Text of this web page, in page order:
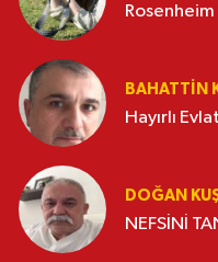
Rosenheim
BAHATTIN
Hayırlı
DOĞAN
NEFSİNİ